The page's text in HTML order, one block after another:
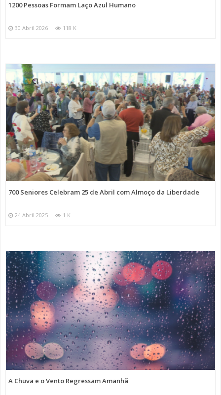
1200 Pessoas Formam Laço Azul Humano
30 Abril 2026 118 K
700 Seniores Celebram 25 de Abril com Almoço da Liberdade
24 Abril 2025 1 K
A Chuva e o Vento Regressam Amanhã